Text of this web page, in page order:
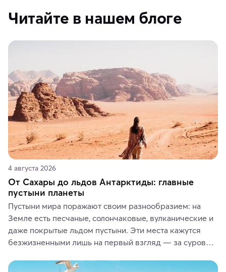
Читайте в нашем блоге
4 августа 2026
От Сахары до льдов Антарктиды: главные
пустыни планеты
Пустыни мира поражают своим разнообразием: на
Земле есть песчаные, солончаковые, вулканические и
даже покрытые льдом пустыни. Эти места кажутся
безжизненными лишь на первый взгляд — за суровой
животные и маршруты, которые дарят одни из самых